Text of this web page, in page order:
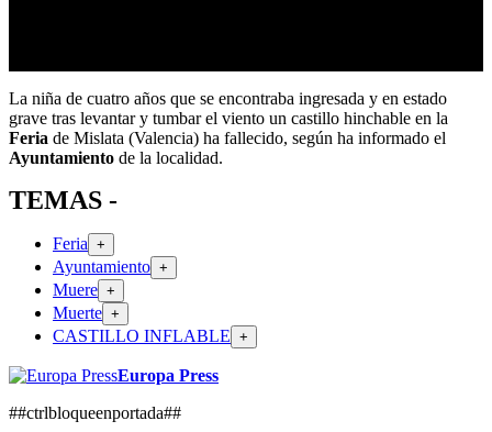
La niña de cuatro años que se encontraba ingresada y en estado
grave tras levantar y tumbar el viento un castillo hinchable en la
Feria de Mislata (Valencia) ha fallecido, según ha informado el
Ayuntamiento de la localidad.
TEMAS -
Feria +
Ayuntamiento +
Muere +
Muerte +
CASTILLO INFLABLE +
Europa Press
##ctrlbloqueenportada##